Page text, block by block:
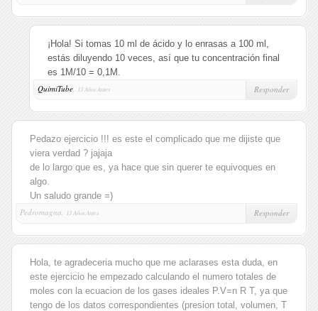
¡Hola! Si tomas 10 ml de ácido y lo enrasas a 100 ml,
estás diluyendo 10 veces, así que tu concentración final
es 1M/10 = 0,1M.
QuimiTube, 13 Años Antes Responder
Pedazo ejercicio !!! es este el complicado que me dijiste que
viera verdad ? jajaja
de lo largo que es, ya hace que sin querer te equivoques en
algo.
Un saludo grande =)
Pedromagna,
13 Años Antes Responder
Hola, te agradeceria mucho que me aclarases esta duda, en
este ejercicio he empezado calculando el numero totales de
moles con la ecuacion de los gases ideales P.V=n R T, ya que
tengo de los datos correspondientes (presion total, volumen, T